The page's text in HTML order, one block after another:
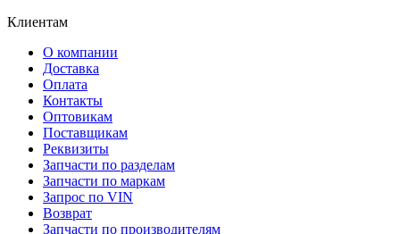
Клиентам
О компании
Доставка
Оплата
Контакты
Оптовикам
Поставщикам
Реквизиты
Запчасти по разделам
Запчасти по маркам
Запрос по VIN
Возврат
Запчасти по производителям